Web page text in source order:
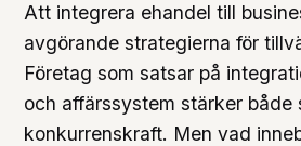
Att integrera ehandel till
avgörande strategierna för
Företag som satsar på
och affärssystem stärker
konkurrenskraft. Men vad